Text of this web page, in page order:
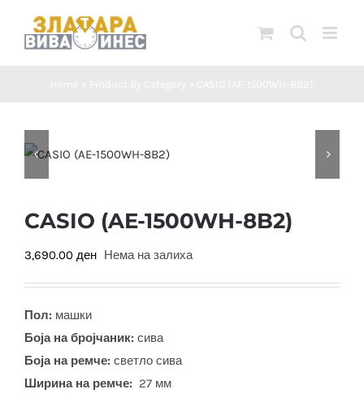
CASIO (AE-1500WH-8B2)
3,690.00 ден Нема на залиха
Пол: машки
Боја на бројчаник: сива
Боја на ремче: светло сива
Ширина на ремче: 27 мм